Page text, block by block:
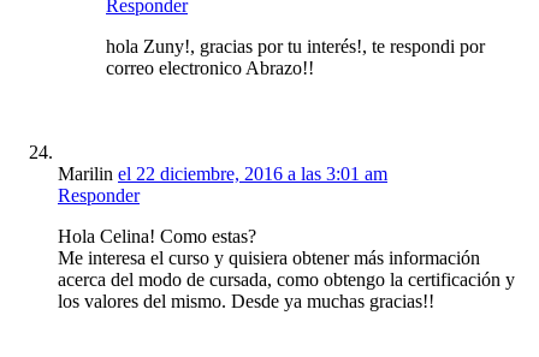
Responder
hola Zuny!, gracias por tu interés!, te respondi por
correo electronico Abrazo!!
Marilin el 22 diciembre, 2016 a las 3:01 am
Responder
Hola Celina! Como estas?
Me interesa el curso y quisiera obtener más información
acerca del modo de cursada, como obtengo la certificación y
los valores del mismo. Desde ya muchas gracias!!